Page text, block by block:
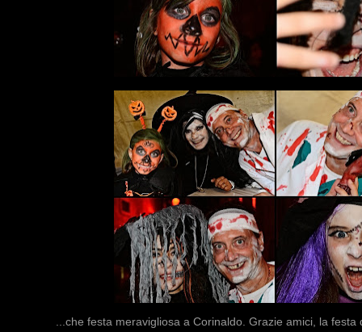
...che festa meravigliosa a Corinaldo. Grazie amici, la